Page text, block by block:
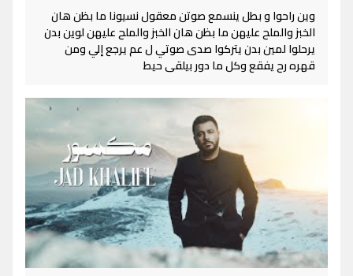
وين راحوا و بطل ينسمع صوتن معقول نسيونا ما بظن هان
الخبز والملح عليهن ما بظن هان الخبز والملح عليهن لوين بدن
يرحلوا لمين بدن يتركوا صدى صوتي ل عم يرجع إلي ومن
قهره رح يفقع وكل ما دور بيلقى حيط